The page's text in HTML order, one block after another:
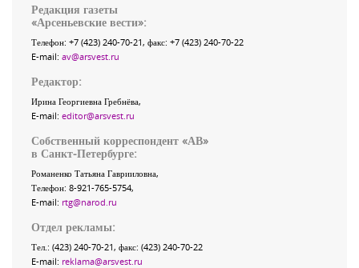
Редакция газеты
«Арсеньевские вести»:
Телефон: +7 (423) 240-70-21, факс: +7 (423) 240-70-22
E-mail: av@arsvest.ru
Редактор:
Ирина Георгиевна Гребнёва,
E-mail: editor@arsvest.ru
Собственный корреспондент «АВ»
в Санкт-Петербурге:
Романенко Татьяна Гаврииловна,
Телефон: 8-921-765-5754,
E-mail: rtg@narod.ru
Отдел рекламы:
Тел.: (423) 240-70-21, факс: (423) 240-70-22
E-mail: reklama@arsvest.ru